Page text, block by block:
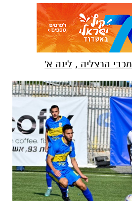
מכבי הרצליה , ליגה א'